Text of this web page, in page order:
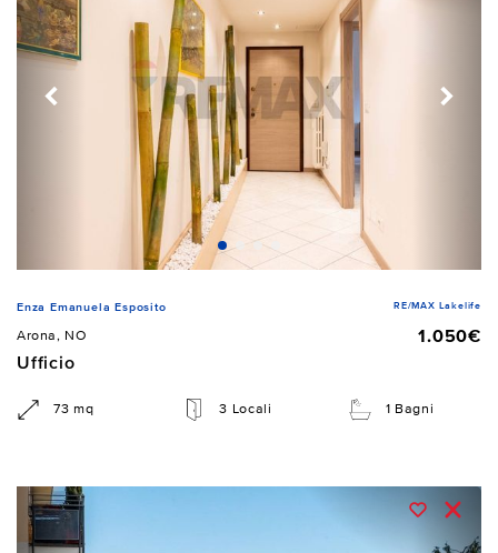
Enza Emanuela Esposito RE/MAX Lakelife
Arona, NO
1.050€
Ufficio
73 mq 3 Locali 1 Bagni